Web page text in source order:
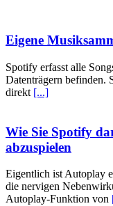
Eigene
Spotify erfasst alle
Datenträgern befinden.
direkt [...]
Wie Sie Spotify
abzuspielen
Eigentlich ist Autoplay
die nervigen
Autoplay-Funktion von